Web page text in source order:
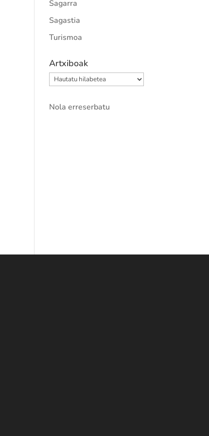
Sagarra
Sagastia
Turismoa
Artxiboak
Artxiboak
Nola erreserbatu